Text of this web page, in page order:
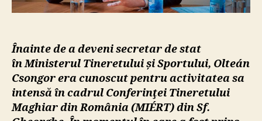
dacă
rutier
Înainte de a deveni secretar de stat
în Ministerul Tineretului și Sportului, Olteán
Csongorera cunoscut pentru activitatea sa
intensă în cadrul Conferinţei Tineretului
Maghiar din România (MIÉRT)din Sf.